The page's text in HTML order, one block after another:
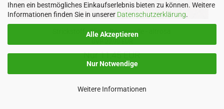
Ihnen ein bestmögliches Einkaufserlebnis bieten zu können. Weitere
Informationen finden Sie in unserer Datenschutzerklärung.
Alle Akzeptieren
Nur Notwendige
Weitere Informationen
Strickstoff - Elisa - Baumwolle - altrosa
Nur 11,45 EUR